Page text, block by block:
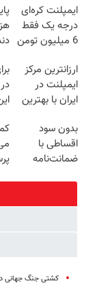
ایمپلنت کره‌ای
درجه یک فقط
6 میلیون تومن
ارزانترین مرکز
ایمپلنت در
ایران با بهترین
بدون سود
اقساطی با
ضمانت‌نامه
ایمپلنت کن✅
کشتی‌ جنگ جهانی